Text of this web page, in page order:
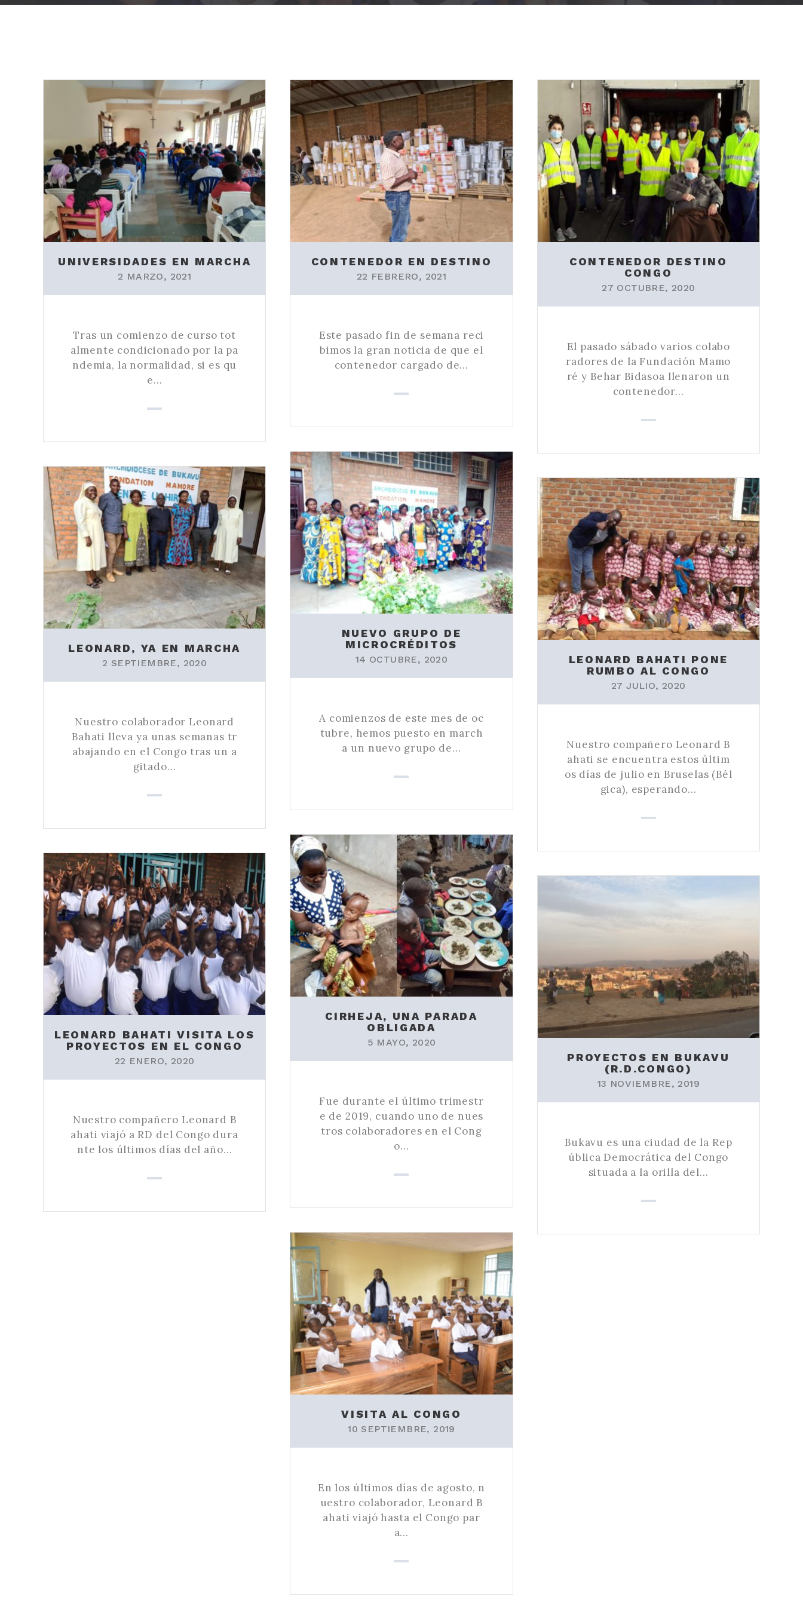
UNIVERSIDADES EN MARCHA
2 MARZO, 2021
Tras un comienzo de curso tot
almente condicionado por la pa
ndemia, la normalidad, si es qu
e…
CONTENEDOR EN DESTINO
22 FEBRERO, 2021
Este pasado fin de semana reci
bimos la gran noticia de que el
contenedor cargado de…
CONTENEDOR DESTINO
CONGO
27 OCTUBRE, 2020
El pasado sábado varios colabo
radores de la Fundación Mamo
ré y Behar Bidasoa llenaron un
contenedor…
NUEVO GRUPO DE
MICROCRÉDITOS
14 OCTUBRE, 2020
A comienzos de este mes de oc
tubre, hemos puesto en march
a un nuevo grupo de…
LEONARD, YA EN MARCHA
2 SEPTIEMBRE, 2020
Nuestro colaborador Leonard
Bahati lleva ya unas semanas tr
abajando en el Congo tras un a
gitado…
LEONARD BAHATI PONE
RUMBO AL CONGO
27 JULIO, 2020
Nuestro compañero Leonard B
ahati se encuentra estos últim
os días de julio en Bruselas (Bél
gica), esperando…
CIRHEJA, UNA PARADA
OBLIGADA
5 MAYO, 2020
Fue durante el último trimestr
e de 2019, cuando uno de nues
tros colaboradores en el Cong
o…
LEONARD BAHATI VISITA LOS
PROYECTOS EN EL CONGO
22 ENERO, 2020
Nuestro compañero Leonard B
ahati viajó a RD del Congo dura
nte los últimos días del año…
PROYECTOS EN BUKAVU
(R.D.CONGO)
13 NOVIEMBRE, 2019
Bukavu es una ciudad de la Rep
ública Democrática del Congo
situada a la orilla del…
VISITA AL CONGO
10 SEPTIEMBRE, 2019
En los últimos días de agosto, n
uestro colaborador, Leonard B
ahati viajó hasta el Congo par
a…